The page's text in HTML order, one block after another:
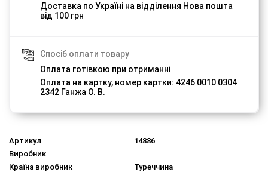
Доставка по Україні на відділення Нова пошта
від 100 грн
Спосіб оплати товару
Оплата готівкою при отриманні
Оплата на картку, номер картки: 4246 0010 0304
2342 Ганжа О. В.
Артикул
14886
Виробник
Країна виробник
Туреччина